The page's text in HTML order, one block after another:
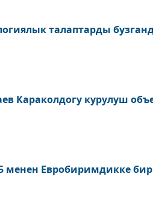
талаптарды
Караколдогу курулуш
Евробиримдикке бир